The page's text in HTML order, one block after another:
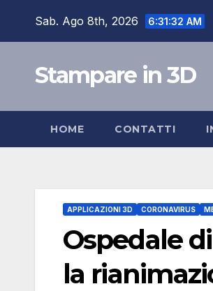
Sab. Ago 8th, 2026 6:31:33 AM
Stampare in 3D
HOME CONTATTI
APPLICAZIONI 3D CORONAVIRUS
Ospedale
la